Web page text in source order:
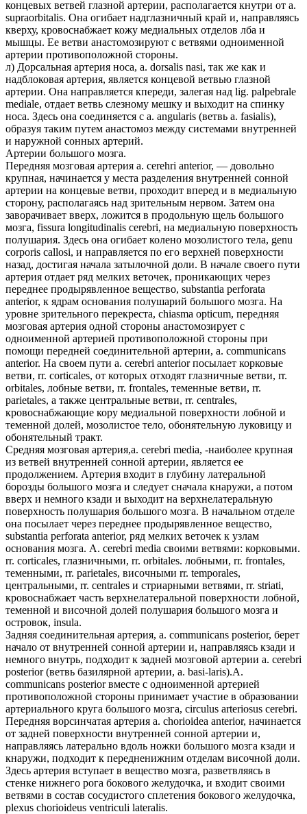
концевых ветвей глазной артерии, располагается кнутри от a.
supraorbitalis. Она огибает надглазничный край и, направляясь
кверху, кровоснабжает кожу медиальных отделов лба и
мышцы. Ее ветви анастомозируют с ветвями одноименной
артерии противоположной стороны.
л) Дорсальная артерия носа, a. dorsalis nasi, так же как и
надблоковая артерия, является концевой ветвью глазной
артерии. Она направляется кпереди, залегая над lig. palpebrale
mediale, отдает ветвь слезному мешку и выходит на спинку
носа. Здесь она соединяется с a. angularis (ветвь a. fasialis),
образуя таким путем анастомоз между системами внутренней
и наружной сонных артерий.
Артерии большого мозга.
Передняя мозговая артерия a. cerehri anterior, — довольно
крупная, начинается у места разделения внутренней сонной
артерии на концевые ветви, проходит вперед и в медиальную
сторону, располагаясь над зрительным нервом. Затем она
заворачивает вверх, ложится в продольную щель большого
мозга, fissura longitudinalis cerebri, на медиальную поверхность
полушария. Здесь она огибает колено мозолистого тела, genu
corporis callosi, и направляется по его верхней поверхности
назад, достигая начала затылочной доли. В начале своего пути
артерия отдает ряд мелких веточек, проникающих через
переднее продырявленное вещество, substantia perforata
anterior, к ядрам основания полушарий большого мозга. На
уровне зрительного перекреста, chiasma opticum, передняя
мозговая артерия одной стороны анастомозирует с
одноименной артерией противоположной стороны при
помощи передней соединительной артерии, a. communicans
anterior. На своем пути a. cerebri anterior посылает корковые
ветви, rr. corticales, от которых отходят глазничные ветви, rr.
orbitales, лобные ветви, rr. frontales, теменные ветви, rr.
parietales, а также центральные ветви, rr. centrales,
кровоснабжающие кору медиальной поверхности лобной и
теменной долей, мозолистое тело, обонятельную луковицу и
обонятельный тракт.
Средняя мозговая артерия,а. cerebri media, -наиболее крупная
из ветвей внутренней сонной артерии, является ее
продолжением. Артерия входит в глубину латеральной
борозды большого мозга и следует сначала кнаружи, а потом
вверх и немного кзади и выходит на верхнелатеральную
поверхность полушария большого мозга. В начальном отделе
она посылает через переднее продырявленное вещество,
substantia perforata anterior, ряд мелких веточек к узлам
основания мозга. A. cerebri media своими ветвями: корковыми.
rr. corticales, глазничными, rr. orbitales. лобными, rr. frontales,
теменными, rr. parietales, височными rr. temporales,
центральными, rr. centrales и стриарными ветвями, rr. striati,
кровоснабжает часть верхнелатеральной поверхности лобной,
теменной и височной долей полушария большого мозга и
островок, insula.
Задняя соединительная артерия, a. communicans posterior, берет
начало от внутренней сонной артерии и, направляясь кзади и
немного внутрь, подходит к задней мозговой артерии a. cerebri
posterior (ветвь базилярной артерии, a. basi-laris).A.
communicans posterior вместе с одноименной артерией
противоположной стороны принимает участие в образовании
артериального круга большого мозга, circulus arteriosus cerebri.
Передняя ворсинчатая артерия a. chorioidea anterior, начинается
от задней поверхности внутренней сонной артерии и,
направляясь латерально вдоль ножки большого мозга кзади и
кнаружи, подходит к передненижним отделам височной доли.
Здесь артерия вступает в вещество мозга, разветвляясь в
стенке нижнего рога бокового желудочка, и входит своими
ветвями в состав сосудистого сплетения бокового желудочка,
plexus chorioideus ventriculi lateralis.